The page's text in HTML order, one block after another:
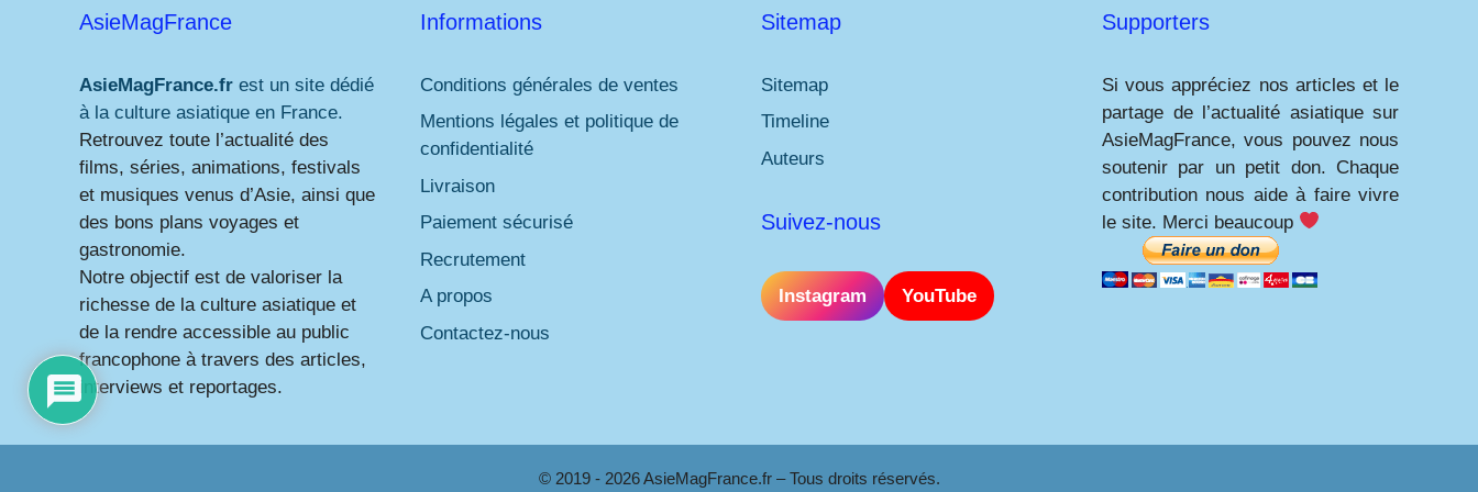
AsieMagFrance
AsieMagFrance.fr est un site dédié
à la culture asiatique en France.
Retrouvez toute l’actualité des
films, séries, animations, festivals
et musiques venus d’Asie, ainsi que
des bons plans voyages et
gastronomie.
Notre objectif est de valoriser la
richesse de la culture asiatique et
de la rendre accessible au public
francophone à travers des articles,
interviews et reportages.
Informations
Conditions générales de ventes
Mentions légales et politique de
confidentialité
Livraison
Paiement sécurisé
Recrutement
A propos
Contactez-nous
Sitemap
Sitemap
Timeline
Auteurs
Suivez-nous
Instagram YouTube
Supporters
Si vous appréciez nos articles et le
partage de l’actualité asiatique sur
AsieMagFrance, vous pouvez nous
soutenir par un petit don. Chaque
contribution nous aide à faire vivre
le site. Merci beaucoup
© 2019 - 2026 AsieMagFrance.fr – Tous droits réservés.